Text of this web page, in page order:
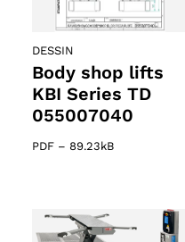
DESSIN
Body shop lifts
KBI Series TD
055007040
PDF – 89.23kB